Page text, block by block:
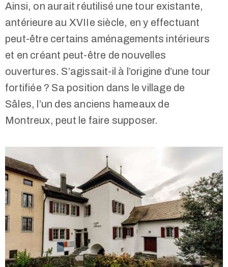
Ainsi, on aurait réutilisé une tour existante,
antérieure au XVIIe siècle, en y effectuant
peut-être certains aménagements intérieurs
et en créant peut-être de nouvelles
ouvertures. S’agissait-il à l’origine d’une tour
fortifiée ? Sa position dans le village de
Sâles, l’un des anciens hameaux de
Montreux, peut le faire supposer.